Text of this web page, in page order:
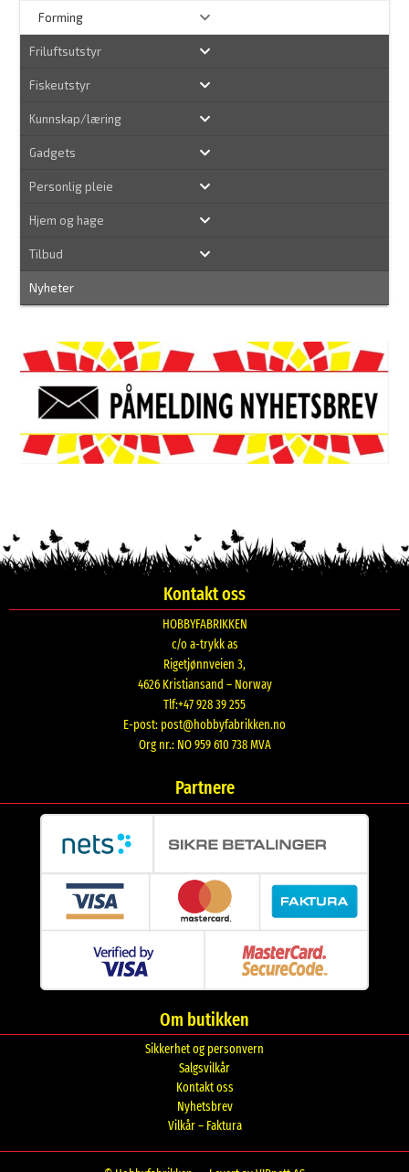
Forming
Friluftsutstyr
Fiskeutstyr
Kunnskap/læring
Gadgets
Personlig pleie
Hjem og hage
Tilbud
Nyheter
Kontakt oss
HOBBYFABRIKKEN
c/o a-trykk as
Rigetjønnveien 3,
4626 Kristiansand – Norway
Tlf:+47 928 39 255
E-post: post@hobbyfabrikken.no
Org nr.: NO 959 610 738 MVA
Partnere
Om butikken
Sikkerhet og personvern
Salgsvilkår
Kontakt oss
Nyhetsbrev
Vilkår – Faktura